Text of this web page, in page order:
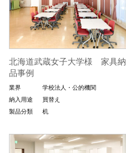
北海道武蔵女子大学様 家具納
品事例
業界
学校法人・公的機関
納入用途
買替え
製品分類
机